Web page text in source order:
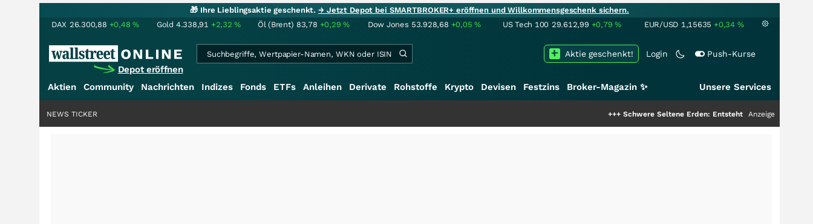
🎁 Ihre Lieblingsaktie geschenkt.→ Jetzt Depot bei SMARTBROKER+ eröffnen und Willkommensgeschenk sichern.
DAX 26.300,88 +0,48% Gold 4.338,91 +2,32% Öl (Brent) 83,78 +0,29% Dow Jones 53.928,68 +0,05% US Tech 100 29.612,99 +0,79% EUR/USD 1,15635 +0,34 %
Depot eröffnen
Login Push-Kurse
Aktie geschenkt!
Aktien Community Nachrichten Indizes Fonds ETFs Anleihen Derivate Rohstoffe Krypto Devisen Festzins Broker-Magazin ✨ Unsere Services
Schwere Seltene Erden: Entsteht hier die nächste
Anzeige
NEWS TICKER